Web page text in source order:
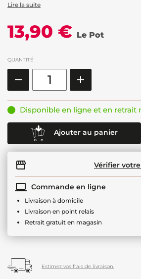
Lire la suite
13,90 € Le Pot
QUANTITÉ
Disponible en ligne et en retrait
Ajouter au panier
Vérifier
Commande en ligne
Livraison à domicile
Livraison en point relais
Retrait gratuit en magasin
Estimez vos frais de livraison.